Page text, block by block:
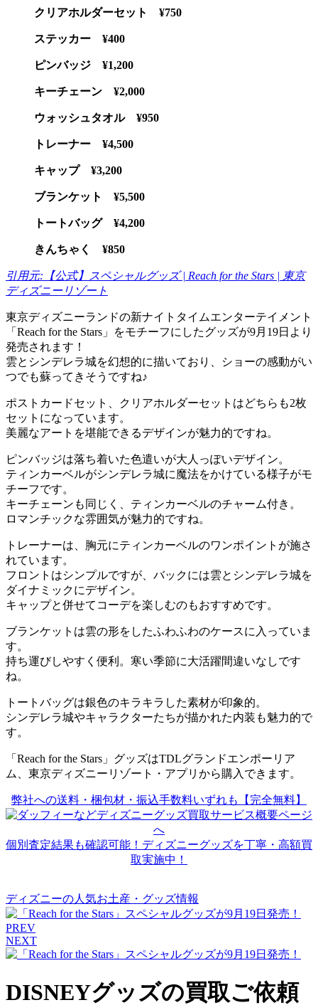
クリアホルダーセット ¥750
ステッカー ¥400
ピンバッジ ¥1,200
キーチェーン ¥2,000
ウォッシュタオル ¥950
トレーナー ¥4,500
キャップ ¥3,200
ブランケット ¥5,500
トートバッグ ¥4,200
きんちゃく ¥850
引用元:【公式】スペシャルグッズ | Reach for the Stars | 東京
ディズニーリゾート
東京ディズニーランドの新ナイトタイムエンターテイメント
「Reach for the Stars」をモチーフにしたグッズが9月19日より
発売されます！
雲とシンデレラ城を幻想的に描いており、ショーの感動がい
つでも蘇ってきそうですね♪
ポストカードセット、クリアホルダーセットはどちらも2枚
セットになっています。
美麗なアートを堪能できるデザインが魅力的ですね。
ピンバッジは落ち着いた色遣いが大人っぽいデザイン。
ティンカーベルがシンデレラ城に魔法をかけている様子がモ
チーフです。
キーチェーンも同じく、ティンカーベルのチャーム付き。
ロマンチックな雰囲気が魅力的ですね。
トレーナーは、胸元にティンカーベルのワンポイントが施さ
れています。
フロントはシンプルですが、バックには雲とシンデレラ城を
ダイナミックにデザイン。
キャップと併せてコーデを楽しむのもおすすめです。
ブランケットは雲の形をしたふわふわのケースに入っていま
す。
持ち運びしやすく便利。寒い季節に大活躍間違いなしです
ね。
トートバッグは銀色のキラキラした素材が印象的。
シンデレラ城やキャラクターたちが描かれた内装も魅力的で
す。
「Reach for the Stars」グッズはTDLグランドエンポーリア
ム、東京ディズニーリゾート・アプリから購入できます。
弊社への送料・梱包材・振込手数料いずれも【完全無料】
個別査定結果も確認可能！ディズニーグッズを丁寧・高額買
取実施中！
ディズニーの人気お土産・グッズ情報
PREV
NEXT
DISNEYグッズの買取ご依頼